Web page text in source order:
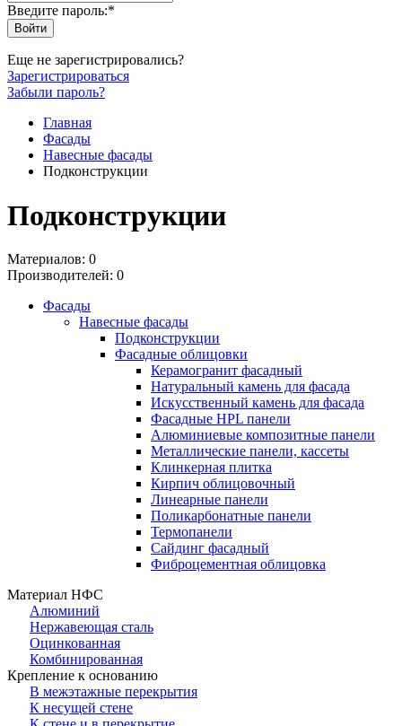
Введите пароль:*
Еще не зарегистрировались?
Зарегистрироваться
Забыли пароль?
Главная
Фасады
Навесные фасады
Подконструкции
Подконструкции
Материалов: 0
Производителей: 0
Фасады
Навесные фасады
Подконструкции
Фасадные облицовки
Керамогранит фасадный
Натуральный камень для фасада
Искусственный камень для фасада
Фасадные HPL панели
Алюминиевые композитные панели
Металлические панели, кассеты
Клинкерная плитка
Кирпич облицовочный
Линеарные панели
Поликарбонатные панели
Термопанели
Сайдинг фасадный
Фиброцементная облицовка
Материал НФС
Алюминий
Нержавеющая сталь
Оцинкованная
Комбинированная
Крепление к основанию
В межэтажные перекрытия
К несущей стене